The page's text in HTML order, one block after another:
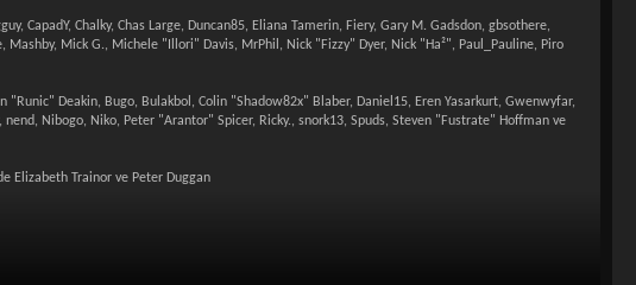
Chalky, Chas Large, Duncan85, Eliana Tamerin, Fiery, Gary M. Gadsdon, gbsothere,
Mick G., Michele "Illori" Davis, MrPhil, Nick "Fizzy" Dyer, Nick "Ha²", Paul_Pauline, Piro
Deakin, Bugo, Bulakbol, Colin "Shadow82x" Blaber, Daniel15, Eren Yasarkurt, Gwenwyfar,
Nibogo, Niko, Peter "Arantor" Spicer, Ricky., snork13, Spuds, Steven "Fustrate" Hoffman ve
Elizabeth Trainor ve Peter Duggan